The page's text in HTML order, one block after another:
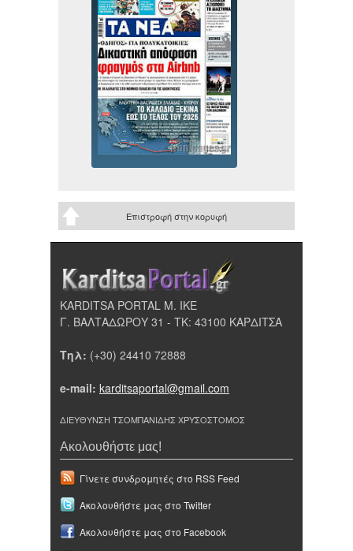
Επιστροφή στην κορυφή
KARDITSA PORTAL Μ. ΙΚΕ
Γ. ΒΑΛΤΑΔΩΡΟΥ 31 - ΤΚ: 43100 ΚΑΡΔΙΤΣΑ
Τηλ: (+30) 24410 72888
e-mail: karditsaportal@gmail.com
ΔΙΕΥΘΥΝΣΗ ΤΣΟΜΠΑΝΙΔΗΣ ΧΡΥΣΟΣΤΟΜΟΣ
Ακολουθήστε μας!
Γίνετε συνδρομητές στο RSS Feed
Ακολουθήστε μας στο Twitter
Ακολουθήστε μας στο Facebook